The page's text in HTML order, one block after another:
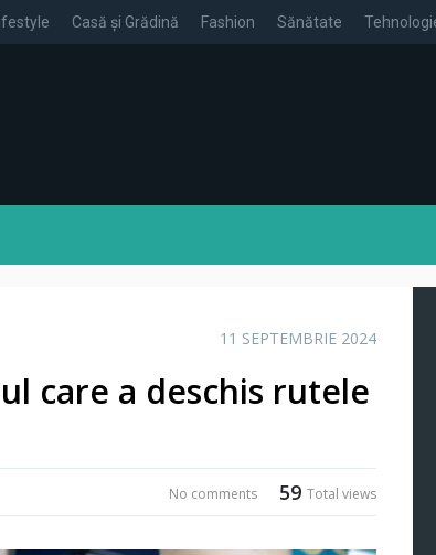
Lifestyle Casă și Grădină Fashion Sănătate
11 SEPTEMBRIE 2024
care a deschis rutele
59 Total views
No comments